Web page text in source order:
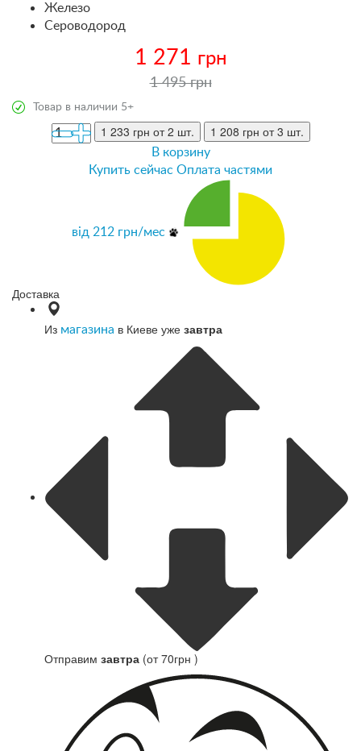
Железо
Сероводород
1 271 грн
1 495 грн
Товар в наличии 5+
1 233 грн от 2 шт. 1 208 грн от 3 шт.
В корзину
Купить сейчас Оплата частями
від 212 грн/мес
Доставка
Из магазина в Киеве уже завтра
Отправим завтра (от 70грн )